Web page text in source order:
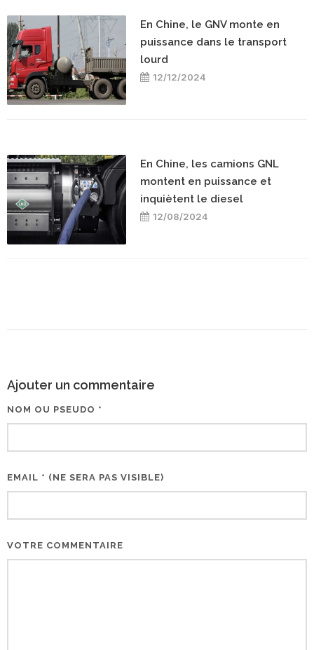
En Chine, le GNV monte en
puissance dans le transport
lourd
12/12/2024
En Chine, les camions GNL
montent en puissance et
inquiètent le diesel
12/08/2024
Ajouter un commentaire
NOM OU PSEUDO *
EMAIL * (NE SERA PAS VISIBLE)
VOTRE COMMENTAIRE